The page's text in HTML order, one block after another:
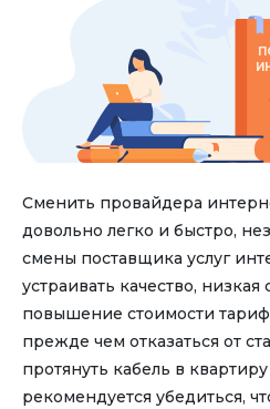
Сменить провайдера
довольно легко и быстро,
смены поставщика услуг
устраивать качество, низкая
повышение стоимости
прежде чем отказаться от
протянуть кабель в
рекомендуется убедиться,